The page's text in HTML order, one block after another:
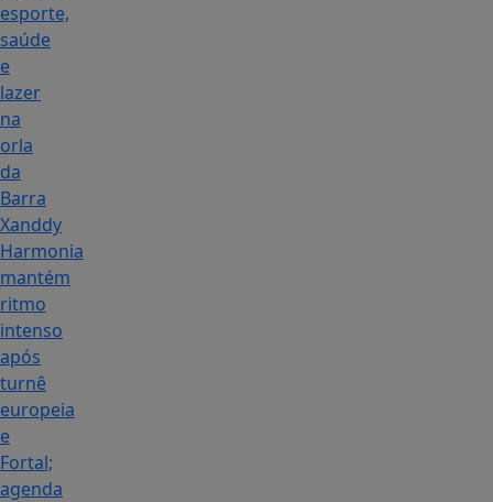
esporte,
saúde
e
lazer
na
orla
da
Barra
Xanddy
Harmonia
mantém
ritmo
intenso
após
turnê
europeia
e
Fortal;
agenda